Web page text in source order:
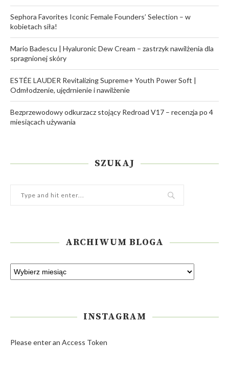
Sephora Favorites Iconic Female Founders’ Selection – w
kobietach siła!
Mario Badescu | Hyaluronic Dew Cream – zastrzyk nawilżenia dla
spragnionej skóry
ESTÉE LAUDER Revitalizing Supreme+ Youth Power Soft |
Odmłodzenie, ujędrnienie i nawilżenie
Bezprzewodowy odkurzacz stojący Redroad V17 – recenzja po 4
miesiącach używania
SZUKAJ
ARCHIWUM BLOGA
INSTAGRAM
Please enter an Access Token